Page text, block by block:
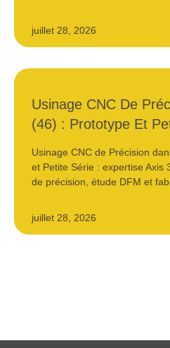
juillet 28, 2026
Usinage CNC De
(46) : Prototype Et
Usinage CNC de Précision
et Petite Série : expertise Axis
de précision, étude DFM et
juillet 28, 2026